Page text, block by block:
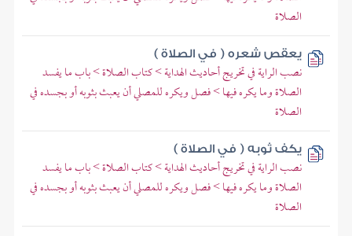
الصلاة
يعقص شعره ( في الصلاة )
نصب الراية في تخريج أحاديث الهداية > كتاب الصلاة > باب ما يفسد
الصلاة وما يكره فيها > فصل ويكره للمصلي أن يعبث بثوبه أو بجسده في
الصلاة
يكف ثوبه ( في الصلاة )
نصب الراية في تخريج أحاديث الهداية > كتاب الصلاة > باب ما يفسد
الصلاة وما يكره فيها > فصل ويكره للمصلي أن يعبث بثوبه أو بجسده في
الصلاة